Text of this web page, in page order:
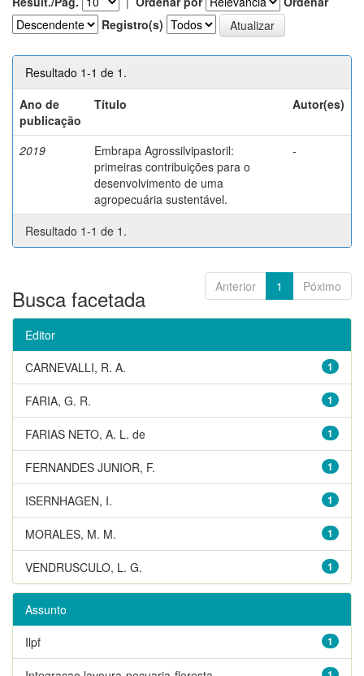
Registro(s)
Resultado 1-1 de 1.
Ano de
publicação
Título Autor(es)
2019
Embrapa Agrossilvipastoril:
primeiras contribuições para o
desenvolvimento de uma
agropecuária sustentável.
-
Resultado 1-1 de 1.
Anterior 1 Póximo
Busca facetada
Editor
1
CARNEVALLI, R. A.
1
FARIA, G. R.
1
FARIAS NETO, A. L. de
1
FERNANDES JUNIOR, F.
1
ISERNHAGEN, I.
1
MORALES, M. M.
1
VENDRUSCULO, L. G.
Assunto
1
Ilpf